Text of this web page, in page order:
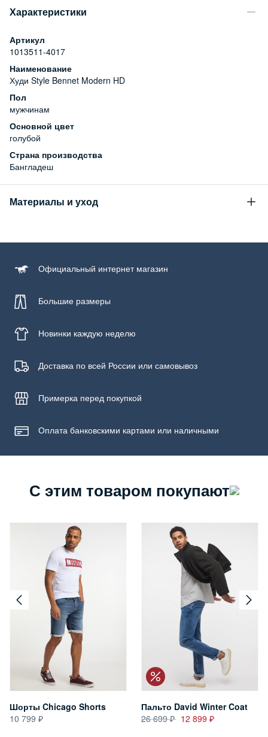
Характеристики
Артикул
1013511-4017
Наименование
Худи Style Bennet Modern HD
Пол
мужчинам
Основной цвет
голубой
Страна производства
Бангладеш
Материалы и уход
100% хлопок
Официальный интернет магазин
Большие размеры
Новинки каждую неделю
Доставка по всей России или самовывоз
Примерка перед покупкой
Оплата банковскими картами или наличными
С этим товаром покупают
Шорты Chicago Shorts
10 799
Пальто David Winter Coat
26 699
12 899